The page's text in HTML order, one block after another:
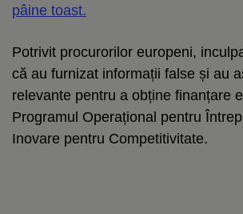
pâine toast.
Potrivit procurorilor europeni,
că au furnizat informații false și au
relevante pentru a obține finanțare
Programul Operațional pentru
Inovare pentru Competitivitate.